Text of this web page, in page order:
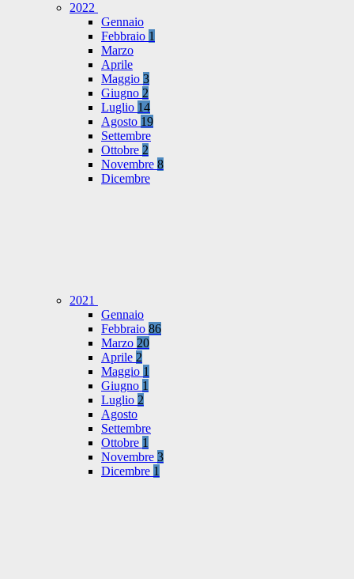
2022
Gennaio
Febbraio 1
Marzo
Aprile
Maggio 3
Giugno 2
Luglio 14
Agosto 19
Settembre
Ottobre 2
Novembre 8
Dicembre
2021
Gennaio
Febbraio 86
Marzo 20
Aprile 2
Maggio 1
Giugno 1
Luglio 2
Agosto
Settembre
Ottobre 1
Novembre 3
Dicembre 1